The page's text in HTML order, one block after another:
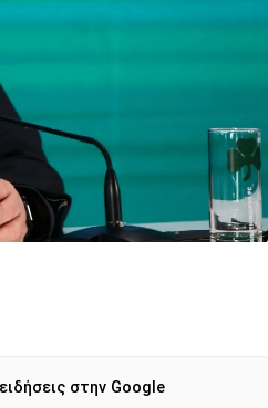
στην Google